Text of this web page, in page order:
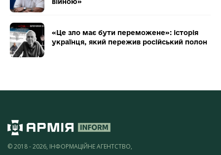
війною»
«Це зло має бути переможене»: історія
українця, який пережив російський полон
© 2018 - 2026, ІНФОРМАЦІЙНЕ АГЕНТСТВО,